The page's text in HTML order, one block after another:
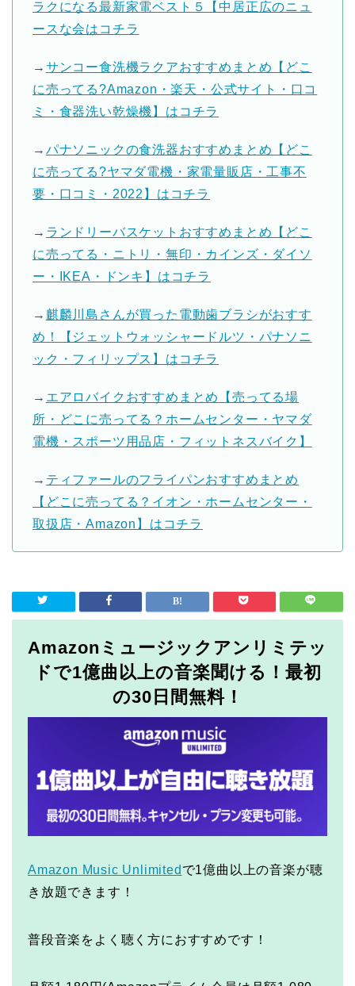
ラクになる最新家電ベスト５【中居正広のニュ
ースな会はコチラ
→ サンコー食洗機ラクアおすすめまとめ【どこ
に売ってる?Amazon・楽天・公式サイト・口コ
ミ・食器洗い乾燥機】はコチラ
→ パナソニックの食洗器おすすめまとめ【どこ
に売ってる?ヤマダ電機・家電量販店・工事不
要・口コミ・2022】はコチラ
→ ランドリーバスケットおすすめまとめ【どこ
に売ってる・ニトリ・無印・カインズ・ダイソ
ー・IKEA・ドンキ】はコチラ
→ 麒麟川島さんが買った電動歯ブラシがおすす
め！【ジェットウォッシャードルツ・パナソニ
ック・フィリップス】はコチラ
→ エアロバイクおすすめまとめ【売ってる場
所・どこに売ってる？ホームセンター・ヤマダ
電機・スポーツ用品店・フィットネスバイク】
→ ティファールのフライパンおすすめまとめ
【どこに売ってる？イオン・ホームセンター・
取扱店・Amazon】はコチラ
Amazonミュージックアンリミテッ
ドで1億曲以上の音楽聞ける！最初
の30日間無料！
Amazon Music Unlimited で1億曲以上の音楽が聴
き放題できます！
普段音楽をよく聴く方におすすめです！